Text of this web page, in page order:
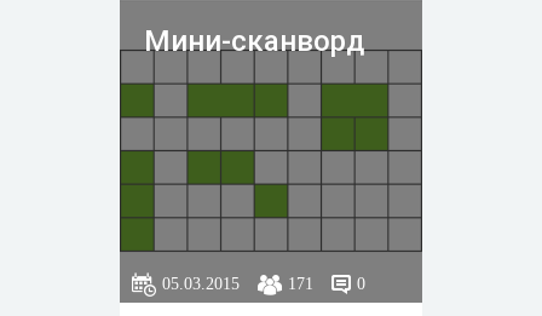
Мини-сканворд
05.03.2015 171 0